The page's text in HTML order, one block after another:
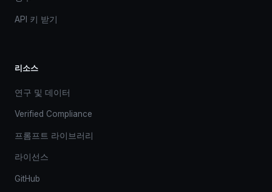
API 키 받기
리소스
연구 및 데이터
Verified Compliance
프롬프트 라이브러리
라이선스
GitHub